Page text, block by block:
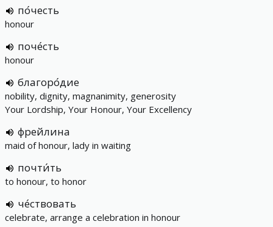
по́честь
honour
поче́сть
honour
благоро́дие
nobility, dignity, magnanimity, generosity
Your Lordship, Your Honour, Your Excellency
фрейлина
maid of honour, lady in waiting
почти́ть
to honour, to honor
че́ствовать
celebrate, arrange a celebration in honour